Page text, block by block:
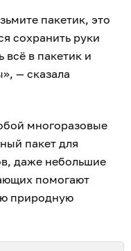
пакетик, это
сохранить руки
в пакетик и
— сказала
многоразовые
пакет для
даже небольшие
помогают
природную